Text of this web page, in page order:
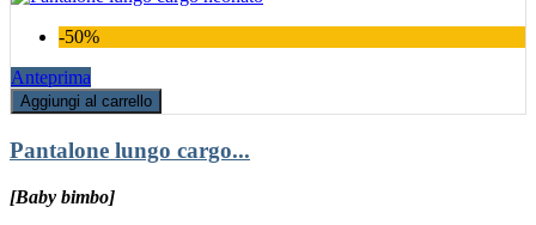
-50%
Anteprima
Aggiungi al carrello
Pantalone lungo cargo...
[Baby bimbo]